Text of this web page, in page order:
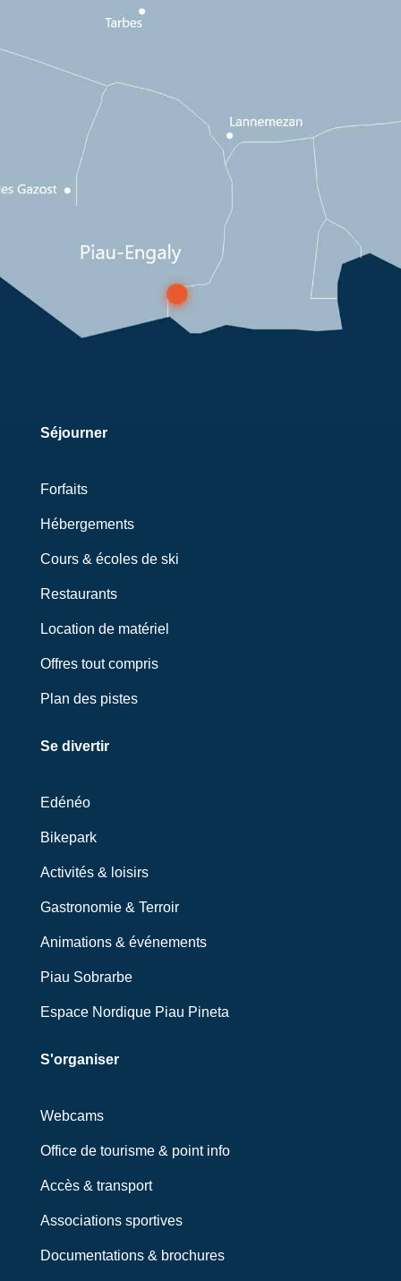
Séjourner
Forfaits
Hébergements
Cours & écoles de ski
Restaurants
Location de matériel
Offres tout compris
Plan des pistes
Se divertir
Edénéo
Bikepark
Activités & loisirs
Gastronomie & Terroir
Animations & événements
Piau Sobrarbe
Espace Nordique Piau Pineta
S'organiser
Webcams
Office de tourisme & point info
Accès & transport
Associations sportives
Documentations & brochures